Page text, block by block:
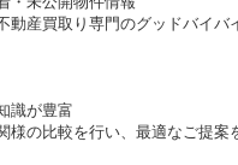
動産買取り専門のグッドバイ
識が豊富
様の比較を行い、最適なご提